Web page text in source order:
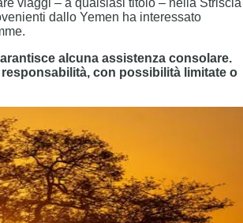
viaggi – a qualsiasi titolo – nella Striscia
dallo Yemen ha interessato
alcuna assistenza consolare.
con possibilità limitate o